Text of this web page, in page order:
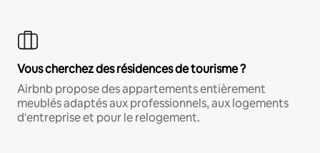
Vous cherchez des résidences de tourisme ?
Airbnb propose des appartements entièrement
meublés adaptés aux professionnels, aux logements
d'entreprise et pour le relogement.